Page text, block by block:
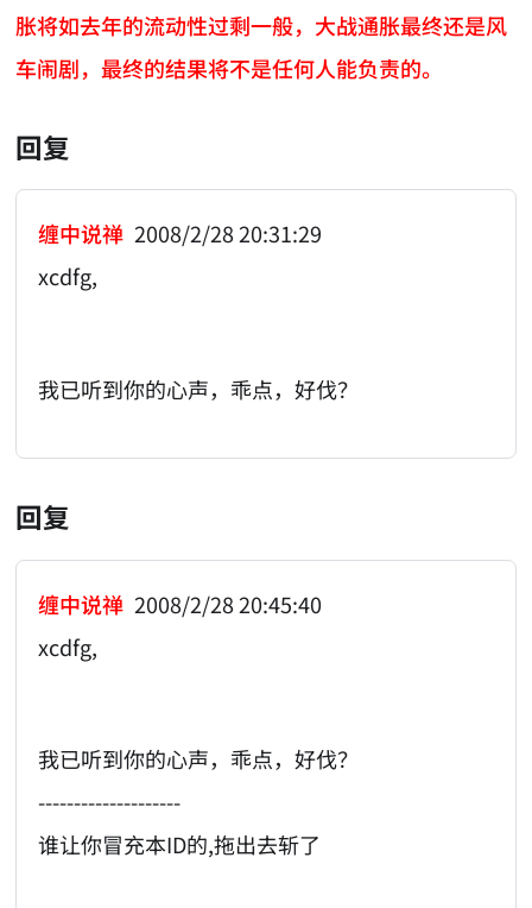
胀将如去年的流动性过剩一般，大战通胀最终还是风
车闹剧，最终的结果将不是任何人能负责的。
回复
缠中说禅 2008/2/28 20:31:29
xcdfg,
我已听到你的心声，乖点，好伐？
回复
缠中说禅 2008/2/28 20:45:40
xcdfg,
我已听到你的心声，乖点，好伐？
--------------------
谁让你冒充本ID的,拖出去斩了